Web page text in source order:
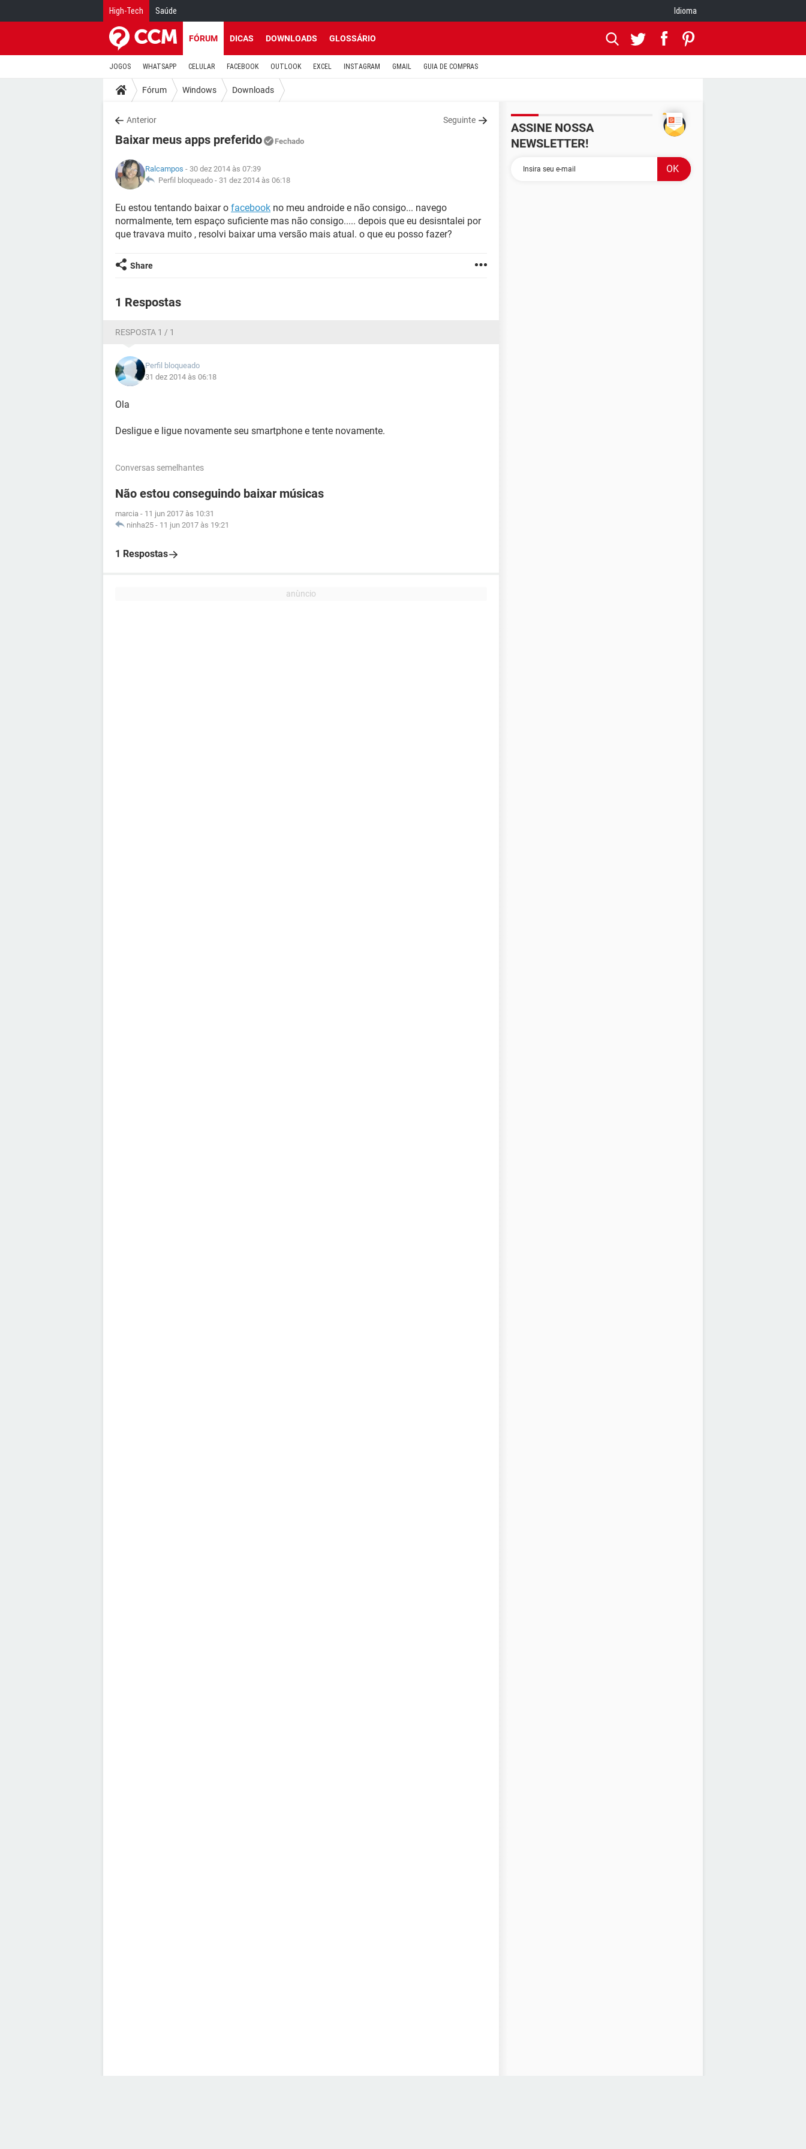
High-Tech Saúde Idioma
FÓRUM DICAS DOWNLOADS GLOSSÁRIO
JOGOS WHATSAPP CELULAR FACEBOOK OUTLOOK EXCEL INSTAGRAM GMAIL GUIA DE COMPRAS
Fórum Windows Downloads
Anterior Seguinte
Baixar meus apps preferido Fechado
Ralcampos - 30 dez 2014 às 07:39
Perfil bloqueado - 31 dez 2014 às 06:18
Eu estou tentando baixar o facebook no meu androide e não consigo... navego
normalmente, tem espaço suficiente mas não consigo..... depois que eu desisntalei por
que travava muito , resolvi baixar uma versão mais atual. o que eu posso fazer?
Share
1 Respostas
RESPOSTA 1 / 1
Perfil bloqueado
31 dez 2014 às 06:18
Ola
Desligue e ligue novamente seu smartphone e tente novamente.
Conversas semelhantes
Não estou conseguindo baixar músicas
marcia - 11 jun 2017 às 10:31
ninha25 - 11 jun 2017 às 19:21
1 Respostas
ASSINE NOSSA
NEWSLETTER!